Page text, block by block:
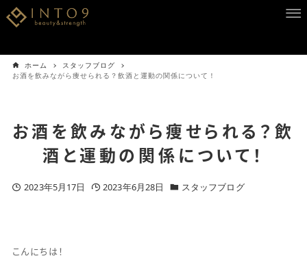
ホーム
スタッフブログ
お酒を飲みながら痩せられる？飲酒と運動の関係について！
お酒を飲みながら痩せられる？飲
酒と運動の関係について！
2023年5月17日 2023年6月28日 スタッフブログ
こんにちは！